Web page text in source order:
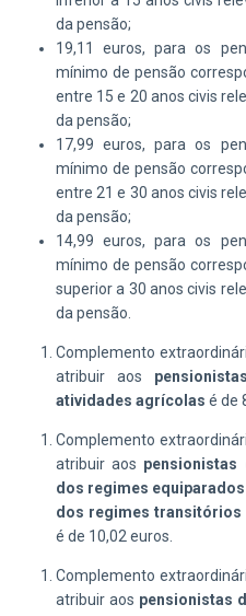
da pensão;
19,11 euros, para os
mínimo de pensão
entre 15 e 20 anos civis
da pensão;
17,99 euros, para os
mínimo de pensão
entre 21 e 30 anos civis
da pensão;
14,99 euros, para os
mínimo de pensão
superior a 30 anos civis
da pensão.
Complemento
atribuir aos
atividades agrícolas é de
Complemento
atribuir aos pensionistas
dos regimes
dos regimes
é de 10,02 euros.
Complemento
atribuir aos pensionistas